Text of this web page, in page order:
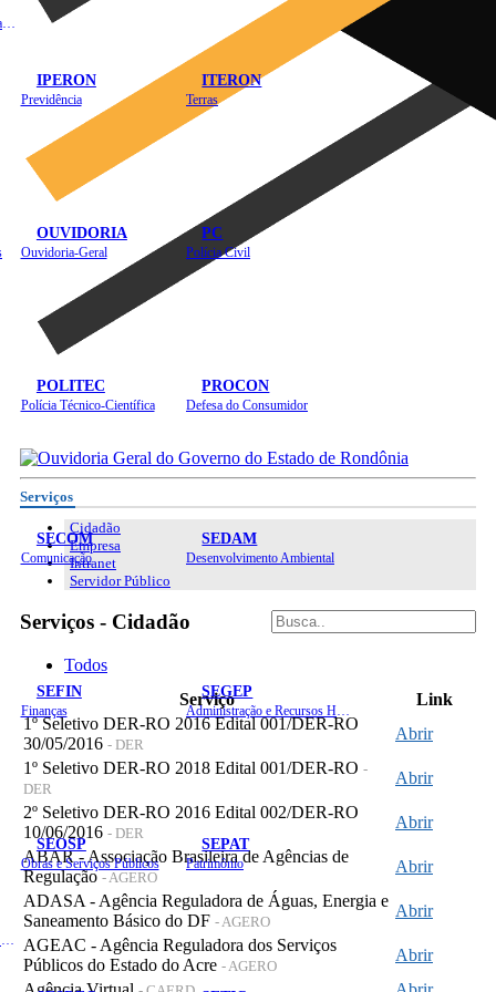
IPERON
Previdência
ITERON
Terras
OUVIDORIA
Ouvidoria-Geral
PC
Polícia Civil
POLITEC
Polícia Técnico-Científica
PROCON
Defesa do Consumidor
SECOM
Comunicação
SEDAM
Desenvolvimento Ambiental
SEFIN
Finanças
SEGEP
SEOSP
Obras e Serviços Públicos
SEPAT
Patrimônio
Serviços
Cidadão
Empresa
Intranet
Servidor Público
Serviços - Cidadão
Todos
Serviço
Link
1º Seletivo DER-RO 2016 Edital 001/DER-RO
30/05/2016 - DER
Abrir
1º Seletivo DER-RO 2018 Edital 001/DER-RO -
DER
Abrir
2º Seletivo DER-RO 2016 Edital 002/DER-RO
10/06/2016 - DER
Abrir
ABAR - Associação Brasileira de Agências de
Regulação- AGERO
Abrir
ADASA - Agência Reguladora de Águas, Energia e
Saneamento Básico do DF - AGERO
Abrir
AGEAC - Agência Reguladora dos Serviços
Públicos do Estado do Acre - AGERO
Abrir